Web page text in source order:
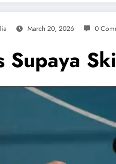
March 20, 2026 0